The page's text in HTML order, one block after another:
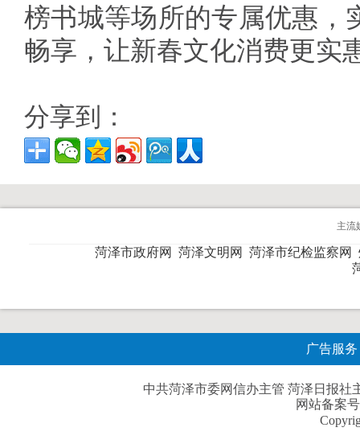
榜书城等场所的专属优惠，
畅享，让新春文化消费更实
分享到：
主流
菏泽市政府网 菏泽文明网 菏泽市纪检监察网
广告服务
中共菏泽市委网信办主管 菏泽日报社
网站备案